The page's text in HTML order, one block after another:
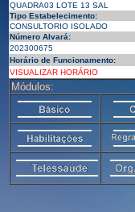
QUADRA03 LOTE 13 SAL
Tipo Estabelecimento:
CONSULTORIO ISOLADO
Número Alvará:
202300675
Horário de Funcionamento:
VISUALIZAR HORÁRIO
Módulos: